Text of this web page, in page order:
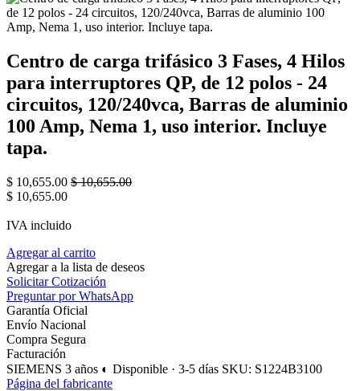
Centro de carga trifásico 3 Fases, 4 Hilos
para interruptores QP, de 12 polos - 24
circuitos, 120/240vca, Barras de aluminio
100 Amp, Nema 1, uso interior. Incluye
tapa.
$ 10,655.00 $10,655.00
$ 10,655.00
IVA incluido
Agregar al carrito
Agregar a la lista de deseos
Solicitar Cotización
Preguntar por WhatsApp
Garantía Oficial
Envío Nacional
Compra Segura
Facturación
SIEMENS 3 años ◐ Disponible · 3-5 días SKU: S1224B3100
Página del fabricante